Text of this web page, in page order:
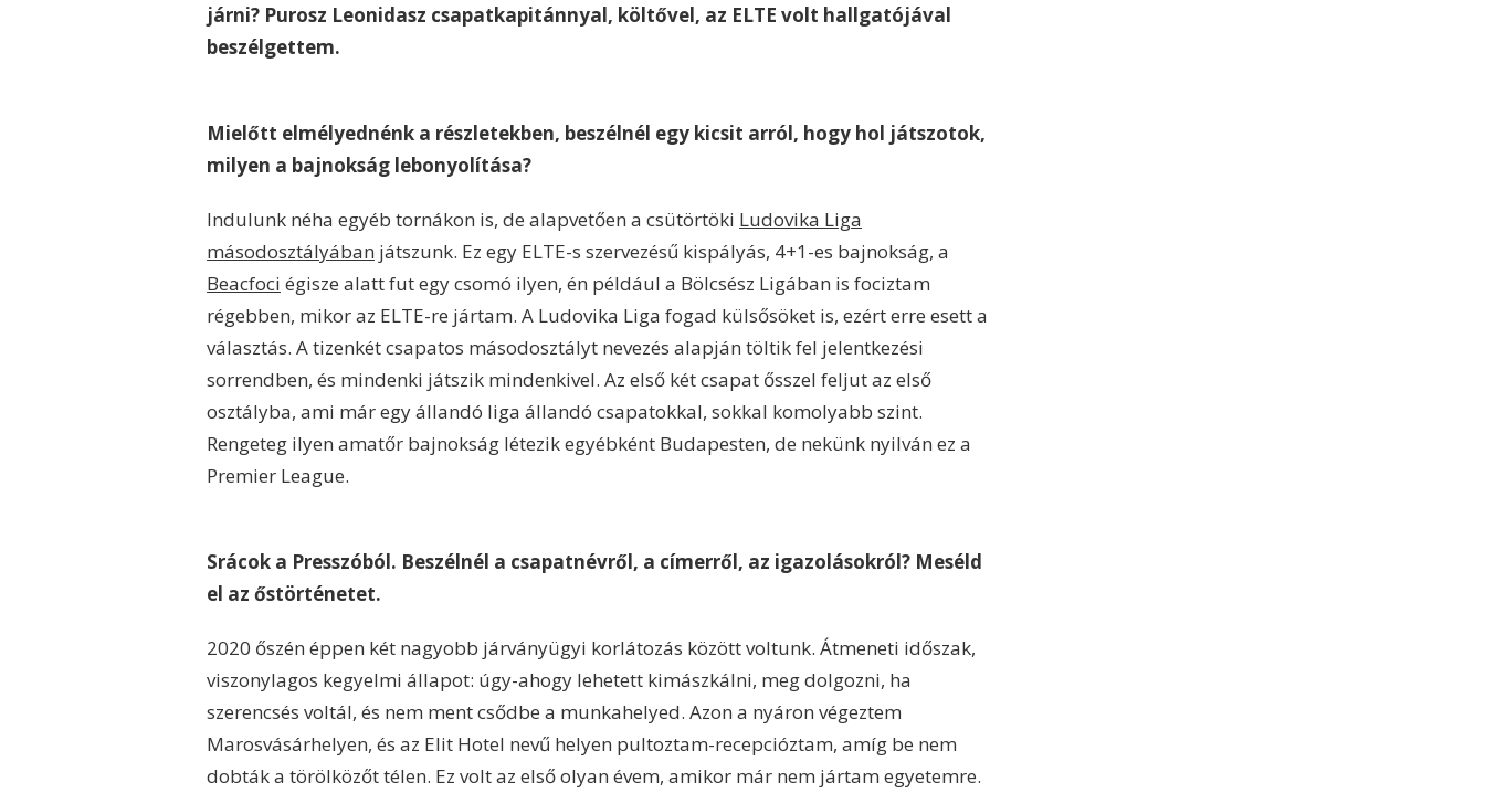
járni? Purosz Leonidasz csapatkapitánnyal, költővel, az ELTE volt hallgatójával
beszélgettem.
Mielőtt elmélyednénk a részletekben, beszélnél egy kicsit arról, hogy hol játszotok,
milyen a bajnokság lebonyolítása?
Indulunk néha egyéb tornákon is, de alapvetően a csütörtöki Ludovika Liga
másodosztályában játszunk. Ez egy ELTE-s szervezésű kispályás, 4+1-es bajnokság, a
Beacfoci égisze alatt fut egy csomó ilyen, én például a Bölcsész Ligában is fociztam
régebben, mikor az ELTE-re jártam. A Ludovika Liga fogad külsősöket is, ezért erre esett a
választás. A tizenkét csapatos másodosztályt nevezés alapján töltik fel jelentkezési
sorrendben, és mindenki játszik mindenkivel. Az első két csapat ősszel feljut az első
osztályba, ami már egy állandó liga állandó csapatokkal, sokkal komolyabb szint.
Rengeteg ilyen amatőr bajnokság létezik egyébként Budapesten, de nekünk nyilván ez a
Premier League.
Srácok a Presszóból. Beszélnél a csapatnévről, a címerről, az igazolásokról? Meséld
el az őstörténetet.
2020 őszén éppen két nagyobb járványügyi korlátozás között voltunk. Átmeneti időszak,
viszonylagos kegyelmi állapot: úgy-ahogy lehetett kimászkálni, meg dolgozni, ha
szerencsés voltál, és nem ment csődbe a munkahelyed. Azon a nyáron végeztem
Marosvásárhelyen, és az Elit Hotel nevű helyen pultoztam-recepcióztam, amíg be nem
dobták a törölközőt télen. Ez volt az első olyan évem, amikor már nem jártam egyetemre.